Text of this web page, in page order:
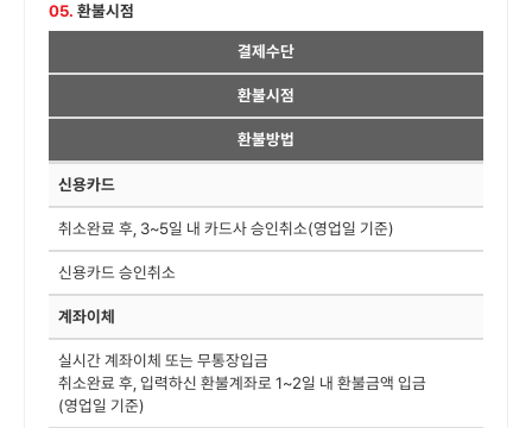
05. 환불시점
결제수단
환불시점
환불방법
신용카드
취소완료 후, 3~5일 내 카드사 승인취소(영업일 기준)
신용카드 승인취소
계좌이체
실시간 계좌이체 또는 무통장입금
취소완료 후, 입력하신 환불계좌로 1~2일 내 환불금액 입금
(영업일 기준)